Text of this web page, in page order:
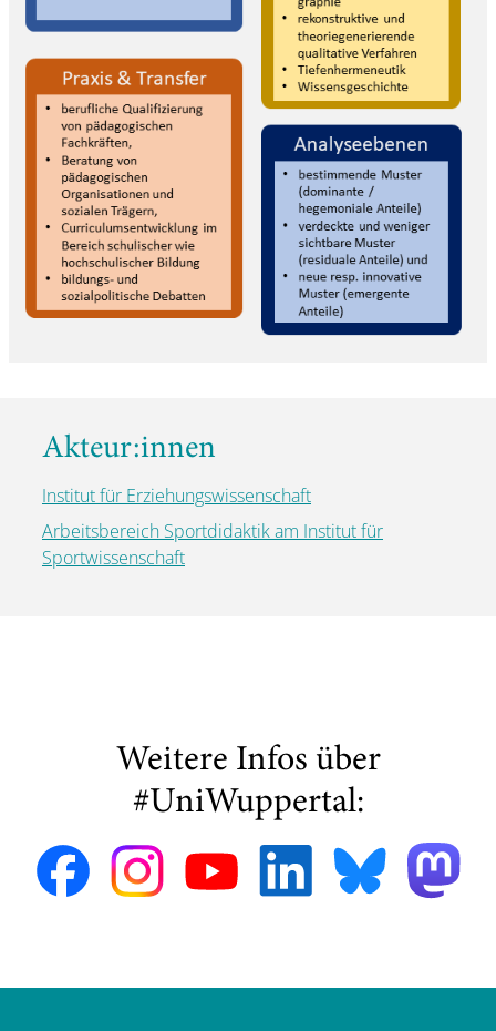
Akteur:innen
Institut für Erziehungswissenschaft
Arbeitsbereich Sportdidaktik am Institut für
Sportwissenschaft
Weitere Infos über
#UniWuppertal: